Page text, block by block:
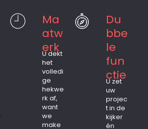
Ma
atw
erk
U dekt
het
volledi
ge
hekwe
rk af,
want
we
make
Du
bbe
le
fun
ctie
U zet
uw
projec
t in de
kijker
én